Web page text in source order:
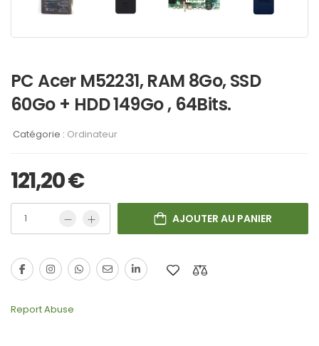
PC Acer M52231, RAM 8Go, SSD
60Go + HDD 149Go , 64Bits.
Catégorie : Ordinateur
121,20€
AJOUTER AU PANIER
Report Abuse